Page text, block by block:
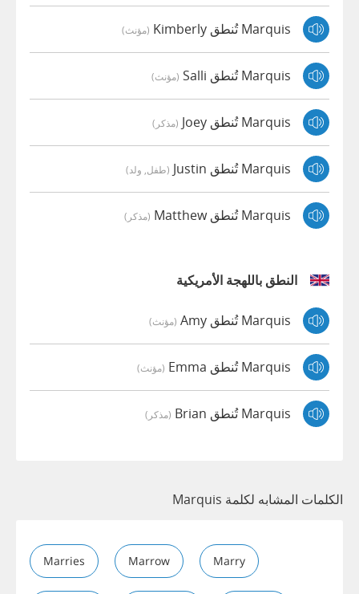
Marquis تُنطق Kimberly (مؤنث)
Marquis تُنطق Salli (مؤنث)
Marquis تُنطق Joey (مذكر)
Marquis تُنطق Justin (طفل, ولد)
Marquis تُنطق Matthew (مذكر)
النطق باللهجة الأمريكية
Marquis تُنطق Amy (مؤنث)
Marquis تُنطق Emma (مؤنث)
Marquis تُنطق Brian (مذكر)
الكلمات المشابه لكلمة Marquis
Marries Marrow Marry